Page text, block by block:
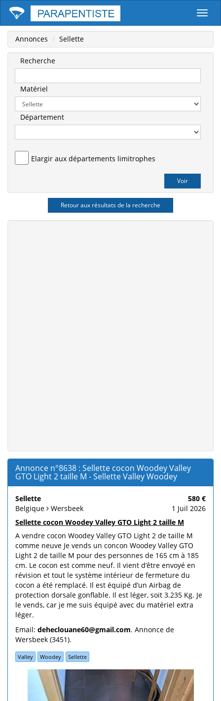
Annonces Sellette
Recherche
Matériel
Département
Elargir aux départements limitrophes
Retour aux résultats de la recherche
Annonce n°8638 : Sellette cocon Woodey Valley
GTO Light 2 taille M - Sellette Valley Woodey
Sellette
580 €
Belgique
Wersbeek
1 Juil 2026
Sellette cocon Woodey Valley GTO Light 2 taille M
A vendre cocon Woodey Valley GTO Light 2 de taille M
comme neuve Je vends un concon Woodey Valley GTO
Light 2 de taille M pour des personnes de 165 cm à 185
cm. Le cocon est comme neuf. Il vient d’être envoyé en
révision et tout le système intérieur de fermeture du
cocon a été remplacé. Il est équipé d’un Airbag de
protection dorsale gonflable. Il est léger, soit 3.235 Kg. Je
le vends, car je me suis équipé avec du matériel extra
léger.
Email: deheclouane60@gmail.com. Annonce de
Wersbeek (3451).
Valley Woodey Sellette